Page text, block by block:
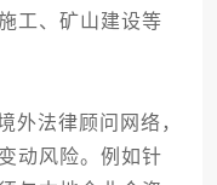
工、矿山建设等
法律顾问网络，
动风险。例如针